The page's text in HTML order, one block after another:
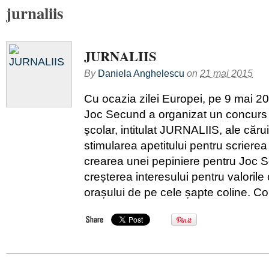
jurnaliis
JURNALIIS
By Daniela Anghelescu on 21 mai 2015
Cu ocazia zilei Europei, pe 9 mai
Joc Secund a organizat un
școlar, intitulat JURNALIIS, ale
stimularea apetitului pentru
crearea unei pepiniere pentru Joc
creșterea interesului pentru valorile
orașului de pe cele șapte coline.